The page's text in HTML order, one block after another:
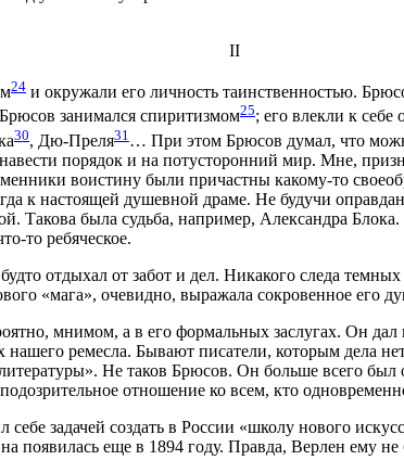
II
24 и окружали его личность таинственностью.
занимался спиритизмом25; его влекли к
30, Дю-Преля31 … При этом Брюсов думал, что
порядок и на потусторонний мир. Мне,
воистину были причастны какому-то
к настоящей душевной драме. Не будучи
Такова была судьба, например, Александра
то ребяческое.
отдыхал от забот и дел. Никакого следа
«мага», очевидно, выражала сокровенное
мнимом, а в его формальных заслугах. Он
ремесла. Бывают писатели, которым дела
Не таков Брюсов. Он больше всего был
отношение ко всем, кто
себе задачей создать в России «школу нового
еще в 1894 году. Правда, Верлен ему не